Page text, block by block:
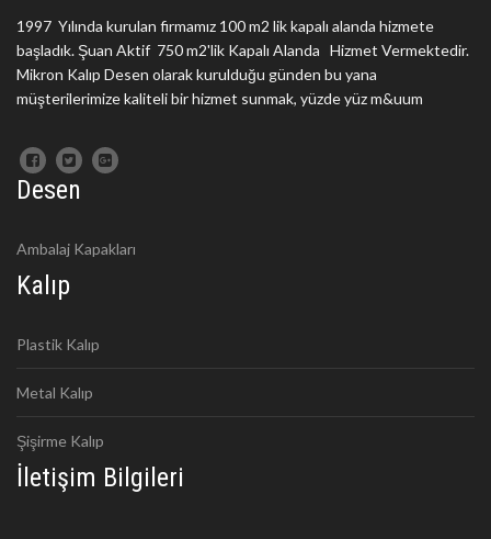
1997 Yılında kurulan firmamız 100 m2 lik kapalı alanda hizmete
başladık. Şuan Aktif 750 m2'lik Kapalı Alanda Hizmet Vermektedir.
Mikron Kalıp Desen olarak kurulduğu günden bu yana
müşterilerimize kaliteli bir hizmet sunmak, yüzde yüz m&uum
Desen
Ambalaj Kapakları
Kalıp
Plastik Kalıp
Metal Kalıp
Şişirme Kalıp
İletişim Bilgileri